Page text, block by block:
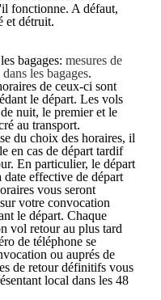
fonctionne. A défaut,
et détruit.
bagages: mesures de
les bagages.
de ceux-ci sont
le départ. Les vols
nuit, le premier et le
au transport.
du choix des horaires, il
en cas de départ tardif
En particulier, le départ
effective de départ
vous seront
votre convocation
le départ. Chaque
vol retour au plus tard
de téléphone se
ou auprés de
de retour définitifs vous
local dans les 48